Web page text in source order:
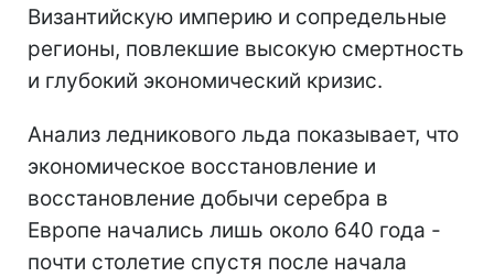
Византийскую империю и сопредельные
регионы, повлекшие высокую смертность
и глубокий экономический кризис.
Анализ ледникового льда показывает, что
экономическое восстановление и
восстановление добычи серебра в
Европе начались лишь около 640 года -
почти столетие спустя после начала